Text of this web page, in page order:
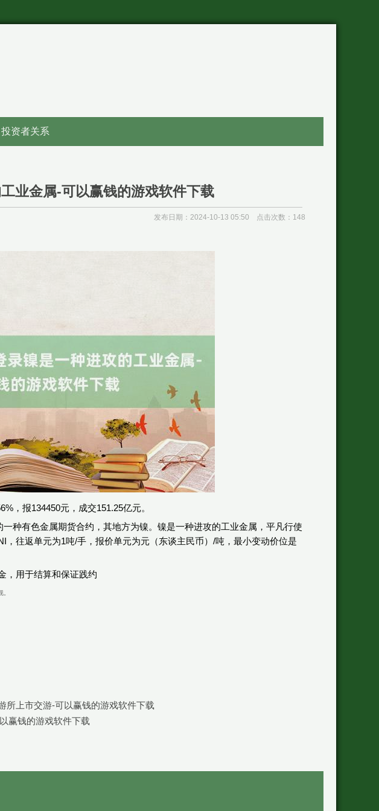
投资者关系
业金属-可以赢钱的游戏软件下载
发布日期：2024-10-13 05:50 点击次数：148
，报134450元，成交151.25亿元。
种有色金属期货合约，其地方为镍。镍是一种进攻的工业金属，平凡行使
往返单元为1吨/手，报价单元为元（东谈主民币）/吨，最小变动价位是
，用于结算和保证践约
所上市交游-可以赢钱的游戏软件下载
赢钱的游戏软件下载